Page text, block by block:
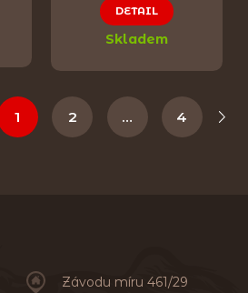
DETAIL
Skladem
1 2 … 4
Závodu míru 461/29